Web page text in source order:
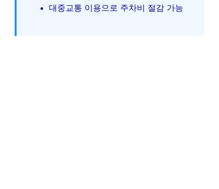
대중교통 이용으로 주차비 절감 가능